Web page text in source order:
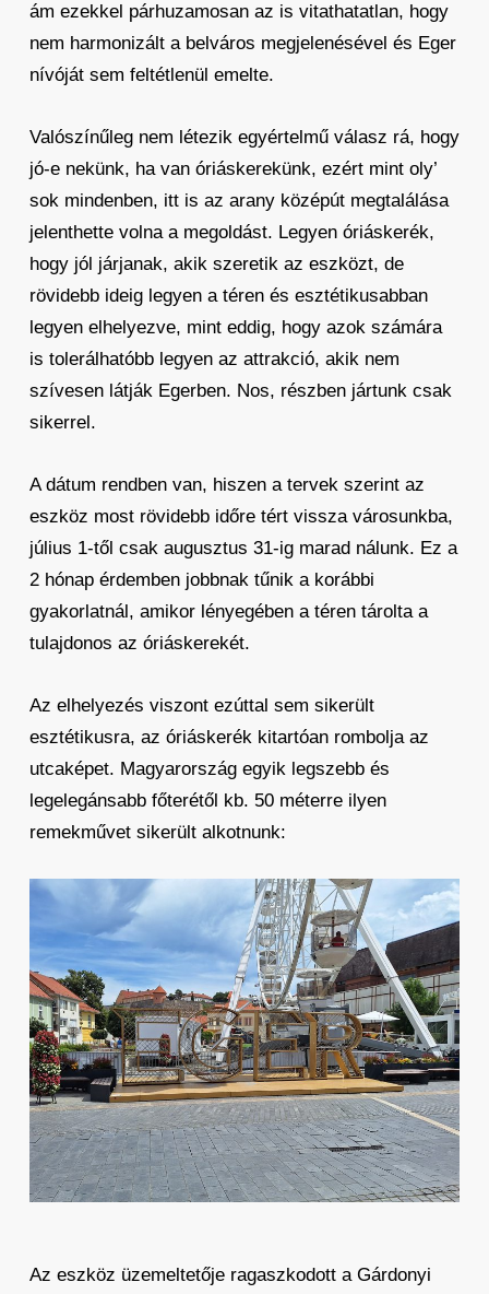
ám ezekkel párhuzamosan az is vitathatatlan, hogy
nem harmonizált a belváros megjelenésével és Eger
nívóját sem feltétlenül emelte.
Valószínűleg nem létezik egyértelmű válasz rá, hogy
jó-e nekünk, ha van óriáskerekünk, ezért mint oly’
sok mindenben, itt is az arany középút megtalálása
jelenthette volna a megoldást. Legyen óriáskerék,
hogy jól járjanak, akik szeretik az eszközt, de
rövidebb ideig legyen a téren és esztétikusabban
legyen elhelyezve, mint eddig, hogy azok számára
is tolerálhatóbb legyen az attrakció, akik nem
szívesen látják Egerben. Nos, részben jártunk csak
sikerrel.
A dátum rendben van, hiszen a tervek szerint az
eszköz most rövidebb időre tért vissza városunkba,
július 1-től csak augusztus 31-ig marad nálunk. Ez a
2 hónap érdemben jobbnak tűnik a korábbi
gyakorlatnál, amikor lényegében a téren tárolta a
tulajdonos az óriáskerekét.
Az elhelyezés viszont ezúttal sem sikerült
esztétikusra, az óriáskerék kitartóan rombolja az
utcaképet. Magyarország egyik legszebb és
legelegánsabb főterétől kb. 50 méterre ilyen
remekművet sikerült alkotnunk:
Az eszköz üzemeltetője ragaszkodott a Gárdonyi